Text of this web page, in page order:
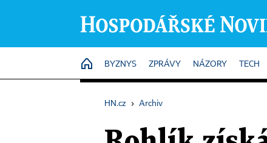
HOME
BYZNYS ZPRÁVY NÁZORY TECH
HN.cz › Archiv